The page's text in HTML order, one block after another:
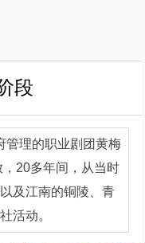
段
管理的职业剧团黄梅
20多年间，从当时
及江南的铜陵、青
活动。